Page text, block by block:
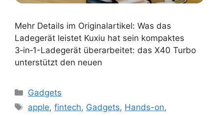
Mehr Details im Originalartikel: Was das
Ladegerät leistet Kuxiu hat sein kompaktes
3‑in‑1-Ladegerät überarbeitet: das X40 Turbo
unterstützt den neuen
Kategorien
Gadgets
Schlagwörter
apple,fintech, Gadgets, Hands-on,